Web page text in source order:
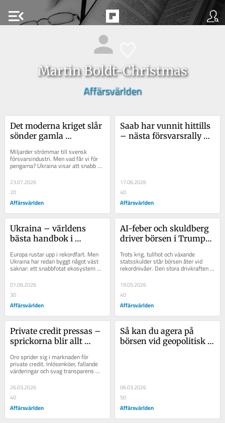
menu_open
Martin Boldt-Christmas
Affärsvärlden
Det moderna kriget slår
sönder gamla
Miljarder strömmar till svensk
försvarsindustri. Men vad får vi för
pengarna? Ukraina visar att snabb
innovation kräver nya arbetssätt,
mindre...
23.07.2026
20
Affärsvärlden
Saab har vunnit hittills
– nästa försvarsrally
17.06.2026
40
Affärsvärlden
Ukraina – världens
bästa handbok i
Europa rustar upp i rekordfart. Men
Ukraina har redan byggt något väst
saknar: ett snabbfotat ekosystem
där företag, teknik och försvar
utvecklas...
01.06.2026
30
Affärsvärlden
AI-feber och skuldberg
driver börsen i Trumps
Trots krig, tullhot och växande
statsskulder står börsen åter vid
rekordnivåer. Den stora drivkraften
19.05.2026
40
Affärsvärlden
Private credit pressas –
sprickorna blir allt
Oro sprider sig i marknaden för
private credit. Inlösenköer, fallande
värderingar och svag transparens
pressar sektorn. Nu ska agnarna
sållas...
26.03.2026
40
Affärsvärlden
Så kan du agera på
börsen vid geopolitisk
06.03.2026
50
Affärsvärlden